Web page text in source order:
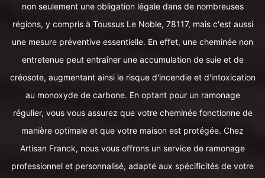
non seulement une obligation légale dans de nombreuses
régions, y compris à Toussus Le Noble, 78117, mais c'est aussi
une mesure préventive essentielle. En effet, une cheminée non
entretenue peut entraîner une accumulation de suie et de
créosote, augmentant ainsi le risque d'incendie et d'intoxication
au monoxyde de carbone. En optant pour un ramonage
régulier, vous vous assurez que votre cheminée fonctionne de
manière optimale et que votre maison est protégée. Chez
Artisan Franck, nous vous offrons un service de ramonage
professionnel et personnalisé, adapté aux spécificités de votre